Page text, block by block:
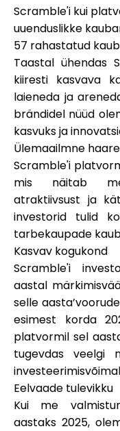
Scramble'i kui
uuenduslikke
57 rahastatud
Taastal ühendas
kiiresti kasvava
laieneda ja
brändidel nüüd
kasvuks ja
Ülemaailmne haare
Scramble'i
mis näitab
atraktiivsust ja
investorid tulid
tarbekaupade
Kasvav kogukond
Scramble'i
aastal
selle
esimest korda
platvormil sel
tugevdas veelgi
Eelvaade tulevikku
Kui me
aastaks 2025,